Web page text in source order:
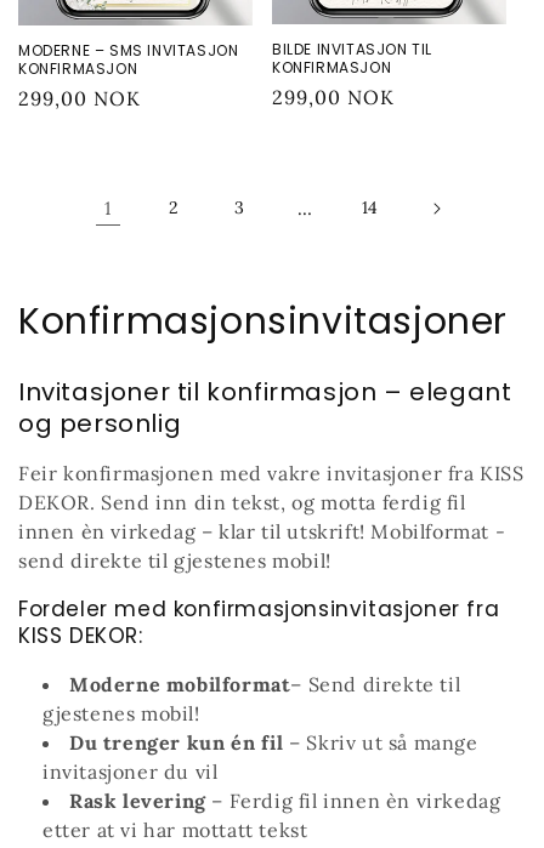
MODERNE – SMS INVITASJON
KONFIRMASJON
Vanlig
299,00 NOK
BILDE INVITASJON TIL
KONFIRMASJON
Vanlig
299,00 NOK
1 2 3 … 14
S
m
l
i
n
g
:
Konfirmasjonsinvitasjoner
Invitasjoner til konfirmasjon – elegant
og personlig
Feir konfirmasjonen med vakre invitasjoner fra KISS
DEKOR. Send inn din tekst, og motta ferdig fil
innen èn virkedag – klar til utskrift! Mobilformat -
send direkte til gjestenes mobil!
Fordeler med konfirmasjonsinvitasjoner fra
KISS DEKOR:
Moderne mobilformat– Send direkte til
gjestenes mobil!
Du trenger kun én fil – Skriv ut så mange
invitasjoner du vil
Rask levering– Ferdig fil innen èn virkedag
etter at vi har mottatt tekst